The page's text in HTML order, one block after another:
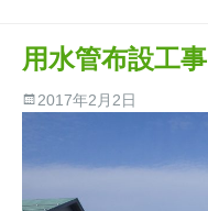
用水管布設工事
2017年2月2日